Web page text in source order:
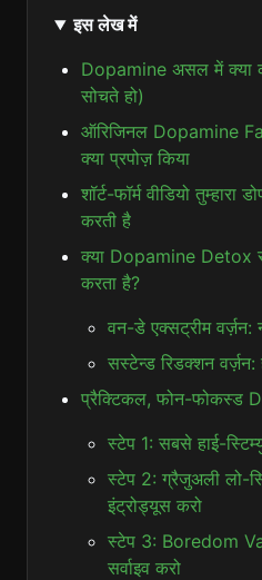
इस लेख में
Dopamine असल में क्या
सोचते हो)
ऑरिजिनल Dopamine
क्या प्रपोज़ किया
शॉर्ट-फॉर्म वीडियो
करती है
क्या Dopamine Detox
करता है?
वन-डे एक्सट्रीम वर्ज़न:
सस्टेन्ड रिडक्शन वर्ज़न:
प्रैक्टिकल, फोन-फोकस्ड
स्टेप 1: सबसे हाई-
स्टेप 2: ग्रैजुअली लो-
इंट्रोड्यूस करो
स्टेप 3: Boredom
सर्वाइव करो